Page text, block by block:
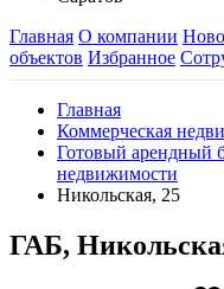
Главная О компании
объектов Избранное
Главная
Коммерческая
Готовый арендный
недвижимости
Никольская, 25
ГАБ,